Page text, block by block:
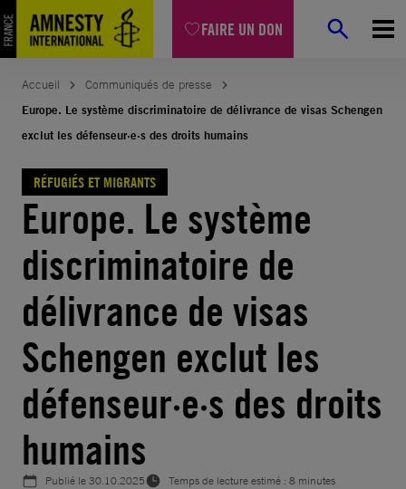
FAIRE UN DON
Aller
au
contenu
Accueil
Communiqués de presse
Europe. Le système discriminatoire de délivrance de visas Schengen
exclut les défenseur·e·s des droits humains
RÉFUGIÉS ET MIGRANTS
Europe. Le système
discriminatoire de
délivrance de visas
Schengen exclut les
défenseur·e·s des droits
humains
Publié le30.10.2025
Temps de lecture estimé : 8 minutes